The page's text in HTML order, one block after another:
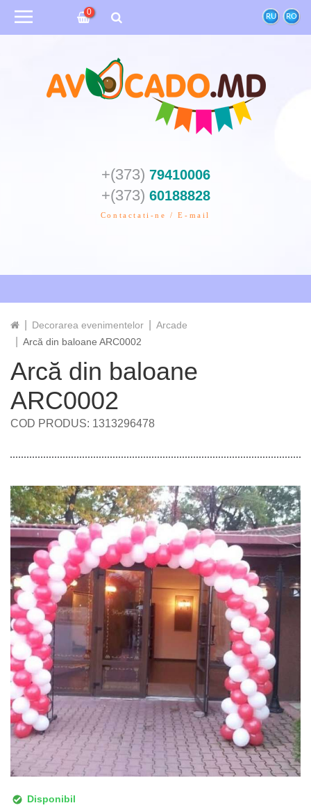
RU RO
0
+(373) 79410006
+(373) 60188828
Contactati-ne / E-mail
Decorarea evenimentelor
Arcade
Arcă din baloane ARC0002
Arcă din baloane
ARC0002
COD PRODUS: 1313296478
Disponibil